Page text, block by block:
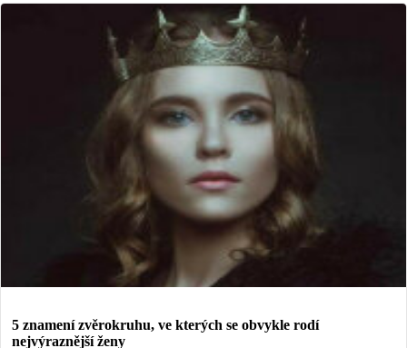
5 znamení zvěrokruhu, ve kterých se obvykle rodí
nejvýraznější ženy